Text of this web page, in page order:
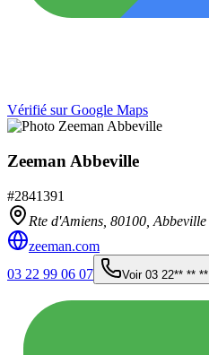
Vérifié sur Google Maps
Zeeman Abbeville
#2841391
Rte d'Amiens, 80100 Abbeville
zeeman.com
03 22 99 06 07
Voir 03 22** ** **